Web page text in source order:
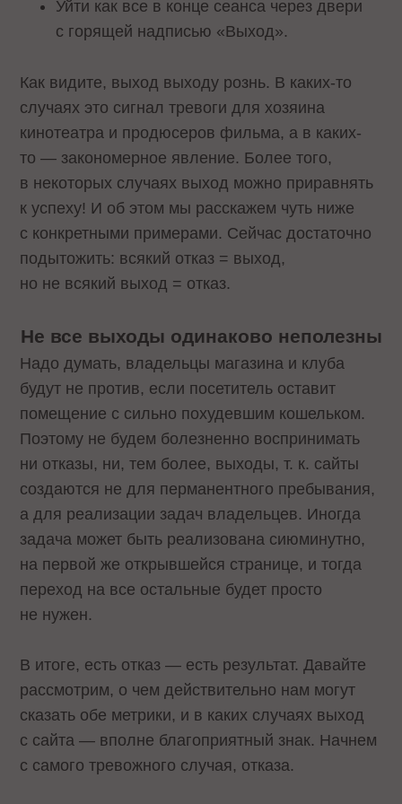
Уйти как все в конце сеанса через двери
с горящей надписью «Выход».
Как видите, выход выходу рознь. В каких-то
случаях это сигнал тревоги для хозяина
кинотеатра и продюсеров фильма, а в каких-
то — закономерное явление. Более того,
в некоторых случаях выход можно приравнять
к успеху! И об этом мы расскажем чуть ниже
с конкретными примерами. Сейчас достаточно
подытожить: всякий отказ = выход,
но не всякий выход = отказ.
Не все выходы одинаково неполезны
Надо думать, владельцы магазина и клуба
будут не против, если посетитель оставит
помещение с сильно похудевшим кошельком.
Поэтому не будем болезненно воспринимать
ни отказы, ни, тем более, выходы, т. к. сайты
создаются не для перманентного пребывания,
а для реализации задач владельцев. Иногда
задача может быть реализована сиюминутно,
на первой же открывшейся странице, и тогда
переход на все остальные будет просто
не нужен.
В итоге, есть отказ — есть результат. Давайте
рассмотрим, о чем действительно нам могут
сказать обе метрики, и в каких случаях выход
с сайта — вполне благоприятный знак. Начнем
с самого тревожного случая, отказа.